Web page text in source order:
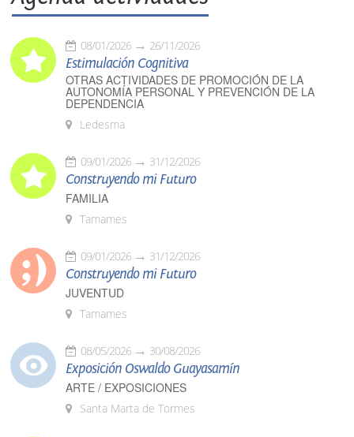
08/01/2026 26/11/2026
Estimulación Cognitiva
OTRAS ACTIVIDADES DE PROMOCIÓN DE LA
AUTONOMÍA PERSONAL Y PREVENCIÓN DE LA
DEPENDENCIA
Ledesma
09/01/2026 31/12/2026
Construyendo mi Futuro
FAMILIA
Tamames
09/01/2026 31/12/2026
Construyendo mi Futuro
JUVENTUD
Tamames
08/05/2026 30/08/2026
Exposición Oswaldo Guayasamín
ARTE / EXPOSICIONES
Santa Marta de Tormes